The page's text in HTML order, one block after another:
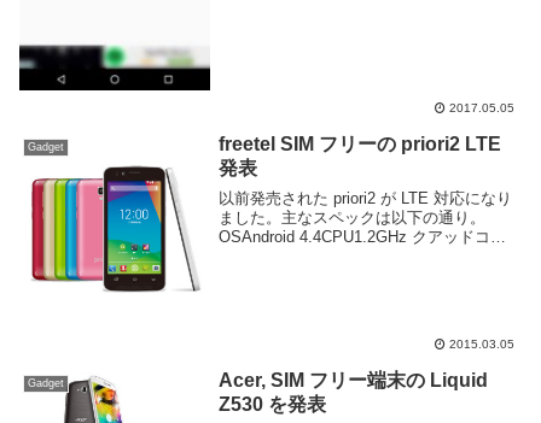
2017.05.05
Gadget
freetel SIM フリーの priori2 LTE
発表
以前発売された priori2 が LTE 対応になり
ました。主なスペックは以下の通り。
OSAndroid 4.4CPU1.2GHz クアッドコア
2015.03.05
Gadget
Acer, SIM フリー端末の Liquid
Z530 を発表